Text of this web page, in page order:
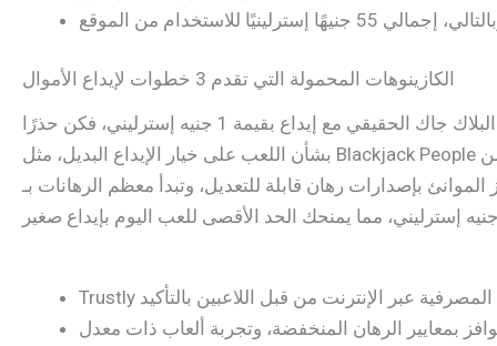
الكازينوهات المحمولة التي تقدم 3 خطوات لإيداع الأموال
كل هذا يساعدك على الانغماس في الشعور ويسمح لك بالشعور وكأنك تلعب داخل موقع كازينو حقيقي. إذا كنت ترغب في لعب البلاك جاك الحقيقي مع إيداع بقيمة 1 جنيه إسترليني، فكن حذرًا
بشأن اللعب على خيار الإيداع البديل، مثل Blackjack People من Evolution. عادةً ما يكون للمراهنة خلف لاعب جالس على الطاولة علامات رهان أدنى أقصر. فكر، عندما تلعب البلاك جاك على
بإصدارات رهان قابلة للتعديل، وتبدأ معظم الرهانات بـ